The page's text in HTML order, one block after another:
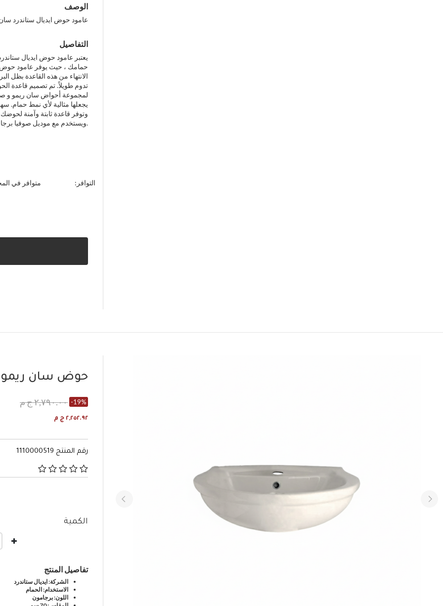
الوصف
عامود حوض ايديال ستاندرد
التفاصيل
يعتبر عامود حوض ايديال
حمامك ، حيث يوفر عامود حوض
الانتهاء من هذه القاعدة بظل
تدوم طويلاً. تم تصميم قاعدة
لمجموعة أحواض سان ريمو و
يجعلها مثالية لأي نمط حمام.
وتوفر قاعدة ثابتة وآمنة
ويستخدم مع موديل صوفيا برجامون - مزيج مثالي من الشكل والوظيفة.
التوافر: متوافر في
حوض سان ريمو 70
٢,٧٩٠.٠٠ ج م -19%
٢,٢٥٢.٩٢ ج م
رقم المنتج 1110000519
الكمية
تفاصيل المنتج
الشركة: ايديال ستاندرد
الاستخدام: الحمام
اللون: برجامون